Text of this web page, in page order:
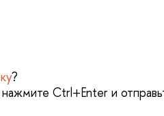
?
Ctrl+Enter и